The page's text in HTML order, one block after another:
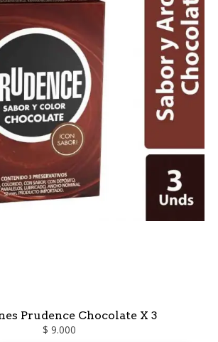
Prudence Chocolate X 3
$ 9.000